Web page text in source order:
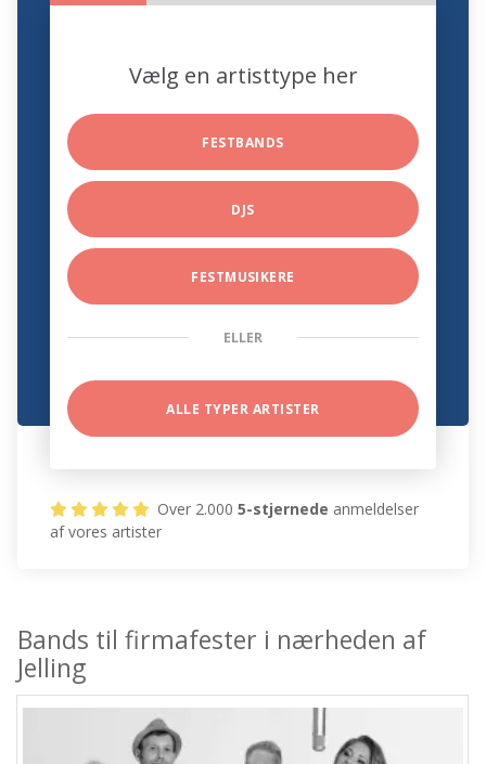
Vælg en artisttype her
FESTBANDS
DJS
FESTMUSIKERE
ELLER
ALLE TYPER ARTISTER
Over 2.0005-stjernede anmeldelser
af vores artister
Bands til firmafester i nærheden af
Jelling